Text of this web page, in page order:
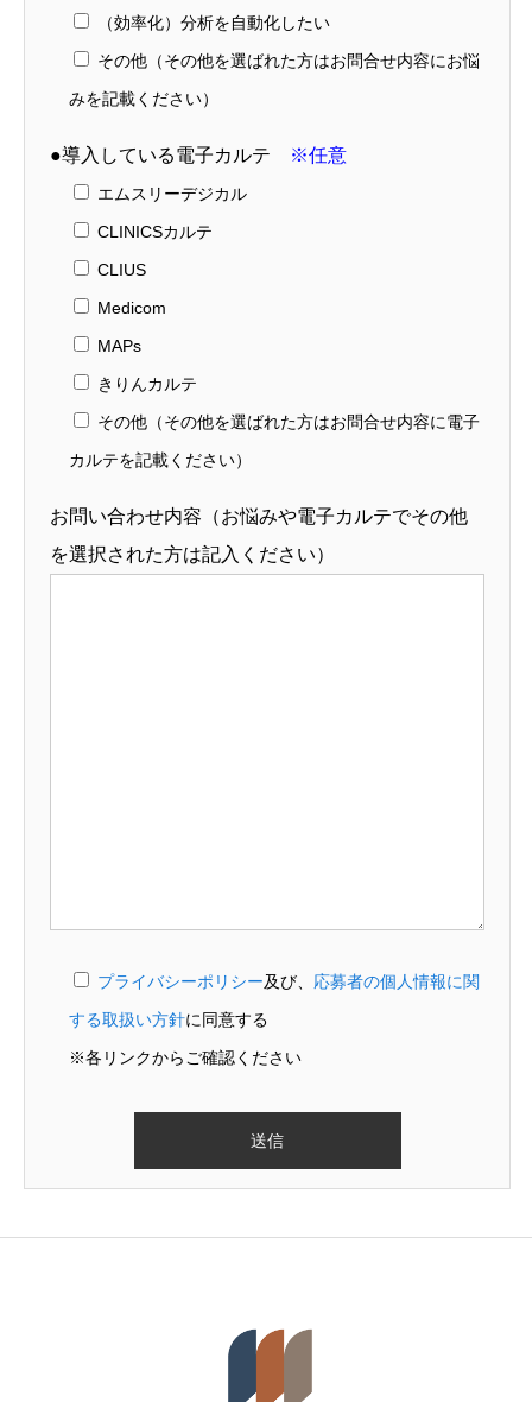
（効率化）分析を自動化したい
その他（その他を選ばれた方はお問合せ内容にお悩
みを記載ください）
●導入している電子カルテ ※任意
エムスリーデジカル
CLINICSカルテ
CLIUS
Medicom
MAPs
きりんカルテ
その他（その他を選ばれた方はお問合せ内容に電子
カルテを記載ください）
お問い合わせ内容（お悩みや電子カルテでその他
を選択された方は記入ください）
プライバシーポリシー及び、 応募者の個人情報に関
する取扱い方針に同意する
※各リンクからご確認ください